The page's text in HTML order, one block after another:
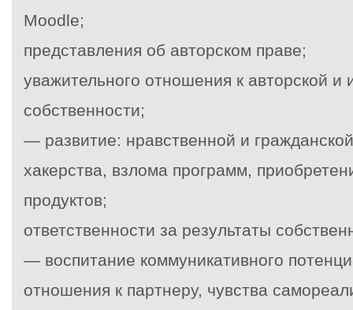
Moodle;
представления об авторском праве;
уважительного отношения к авторской и
собственности;
— развитие: нравственной и
хакерства, взлома программ,
продуктов;
ответственности за результаты
— воспитание коммуникативного
отношения к партнеру, чувства